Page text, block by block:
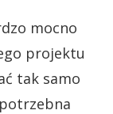
mocno
projektu
tak samo